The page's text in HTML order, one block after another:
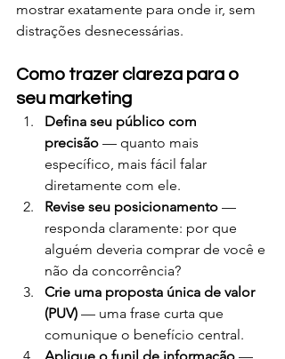
mostrar exatamente para onde ir, sem
distrações desnecessárias.
Como trazer clareza para o
seu marketing
Defina seu público com
precisão — quanto mais
específico, mais fácil falar
diretamente com ele.
Revise seu posicionamento —
responda claramente: por que
alguém deveria comprar de você e
não da concorrência?
Crie uma proposta única de valor
(PUV) — uma frase curta que
comunique o benefício central.